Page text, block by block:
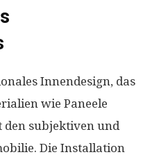
Innendesign, das
wie Paneele
subjektiven und
Die Installation